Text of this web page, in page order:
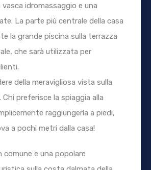
vasca idromassaggio e una
La parte più centrale della casa
la grande piscina sulla terrazza
che sarà utilizzata per
della meravigliosa vista sulla
Chi preferisce la spiaggia alla
raggiungerla a piedi,
a pochi metri dalla casa!
comune e una popolare